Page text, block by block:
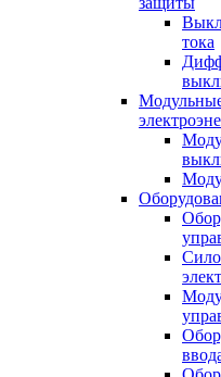
тока